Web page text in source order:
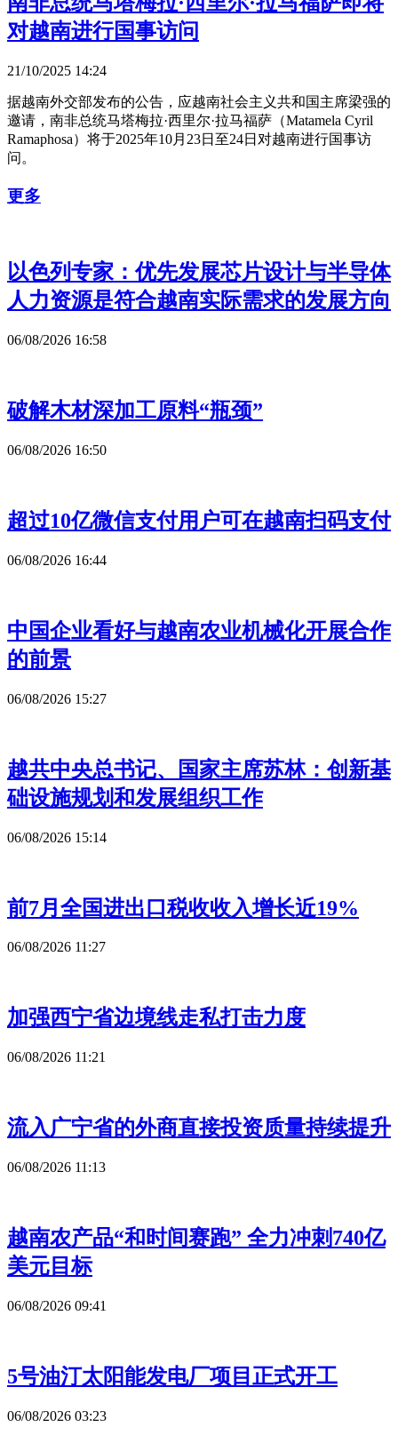
对越南进行国事访问
21/10/2025 14:24
据越南外交部发布的公告，应越南社会主义共和国主席梁强的
邀请，南非总统马塔梅拉·西里尔·拉马福萨（Matamela Cyril
Ramaphosa）将于2025年10月23日至24日对越南进行国事访
问。
更多
以色列专家：优先发展芯片设计与半导体
人力资源是符合越南实际需求的发展方向
06/08/2026 16:58
破解木材深加工原料“瓶颈”
06/08/2026 16:50
超过10亿微信支付用户可在越南扫码支付
06/08/2026 16:44
中国企业看好与越南农业机械化开展合作
的前景
06/08/2026 15:27
越共中央总书记、国家主席苏林：创新基
础设施规划和发展组织工作
06/08/2026 15:14
前7月全国进出口税收收入增长近19%
06/08/2026 11:27
加强西宁省边境线走私打击力度
06/08/2026 11:21
流入广宁省的外商直接投资质量持续提升
06/08/2026 11:13
越南农产品“和时间赛跑” 全力冲刺740亿
美元目标
06/08/2026 09:41
5号油汀太阳能发电厂项目正式开工
06/08/2026 03:23